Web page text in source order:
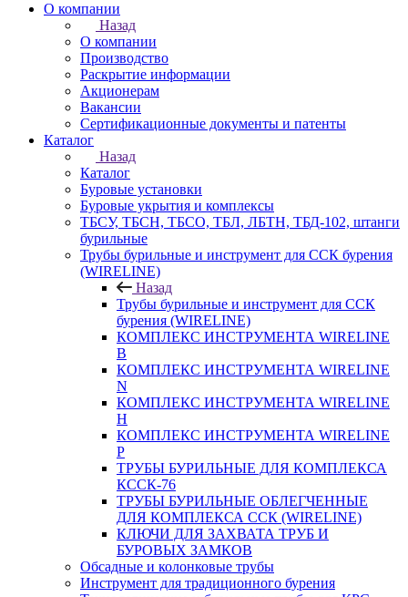
О компании
Назад
О компании
Производство
Раскрытие информации
Акционерам
Вакансии
Сертификационные документы и патенты
Каталог
Назад
Каталог
Буровые установки
Буровые укрытия и комплексы
ТБСУ, ТБСН, ТБСО, ТБЛ, ЛБТН, ТБД-102, штанги
бурильные
Трубы бурильные и инструмент для ССК бурения
(WIRELINE)
Назад
Трубы бурильные и инструмент для ССК
бурения (WIRELINE)
КОМПЛЕКС ИНСТРУМЕНТА WIRELINE
B
КОМПЛЕКС ИНСТРУМЕНТА WIRELINE
N
КОМПЛЕКС ИНСТРУМЕНТА WIRELINE
H
КОМПЛЕКС ИНСТРУМЕНТА WIRELINE
P
ТРУБЫ БУРИЛЬНЫЕ ДЛЯ КОМПЛЕКСА
КССК-76
ТРУБЫ БУРИЛЬНЫЕ ОБЛЕГЧЕННЫЕ
ДЛЯ КОМПЛЕКСА ССК (WIRELINE)
КЛЮЧИ ДЛЯ ЗАХВАТА ТРУБ И
БУРОВЫХ ЗАМКОВ
Обсадные и колонковые трубы
Инструмент для традиционного бурения